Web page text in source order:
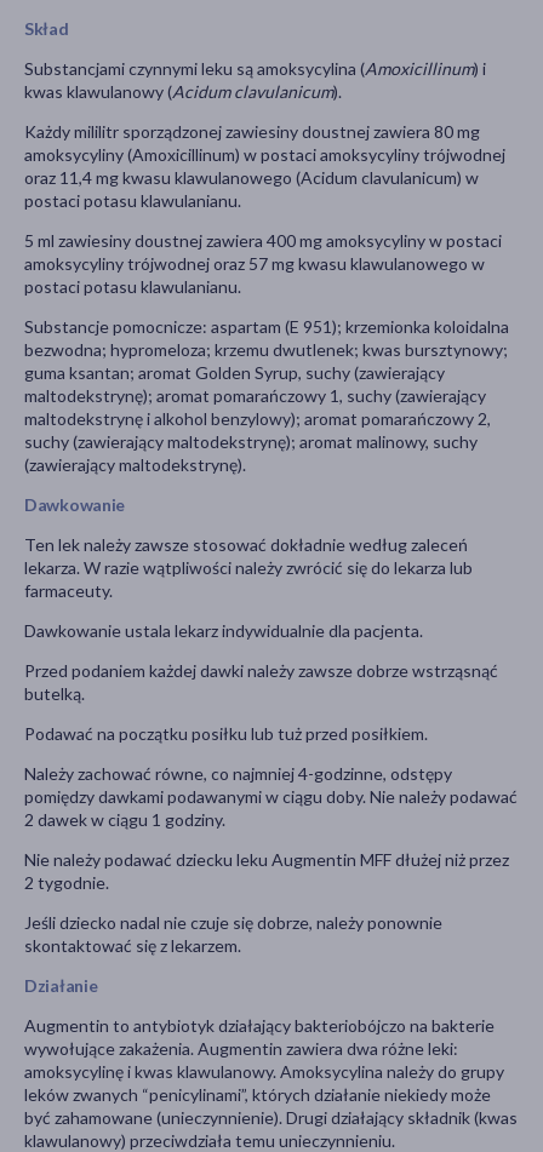
Skład
Substancjami czynnymi leku są amoksycylina (Amoxicillinum) i
kwas klawulanowy (Acidum clavulanicum).
Każdy mililitr sporządzonej zawiesiny doustnej zawiera 80 mg
amoksycyliny (Amoxicillinum) w postaci amoksycyliny trójwodnej
oraz 11,4 mg kwasu klawulanowego (Acidum clavulanicum) w
postaci potasu klawulanianu.
5 ml zawiesiny doustnej zawiera 400 mg amoksycyliny w postaci
amoksycyliny trójwodnej oraz 57 mg kwasu klawulanowego w
postaci potasu klawulanianu.
Substancje pomocnicze: aspartam (E 951); krzemionka koloidalna
bezwodna; hypromeloza; krzemu dwutlenek; kwas bursztynowy;
guma ksantan; aromat Golden Syrup, suchy (zawierający
maltodekstrynę); aromat pomarańczowy 1, suchy (zawierający
maltodekstrynę i alkohol benzylowy); aromat pomarańczowy 2,
suchy (zawierający maltodekstrynę); aromat malinowy, suchy
(zawierający maltodekstrynę).
Dawkowanie
Ten lek należy zawsze stosować dokładnie według zaleceń
lekarza. W razie wątpliwości należy zwrócić się do lekarza lub
farmaceuty.
Dawkowanie ustala lekarz indywidualnie dla pacjenta.
Przed podaniem każdej dawki należy zawsze dobrze wstrząsnąć
butelką.
Podawać na początku posiłku lub tuż przed posiłkiem.
Należy zachować równe, co najmniej 4-godzinne, odstępy
pomiędzy dawkami podawanymi w ciągu doby. Nie należy podawać
2 dawek w ciągu 1 godziny.
Nie należy podawać dziecku leku Augmentin MFF dłużej niż przez
2 tygodnie.
Jeśli dziecko nadal nie czuje się dobrze, należy ponownie
skontaktować się z lekarzem.
Działanie
Augmentin to antybiotyk działający bakteriobójczo na bakterie
wywołujące zakażenia. Augmentin zawiera dwa różne leki:
amoksycylinę i kwas klawulanowy. Amoksycylina należy do grupy
leków zwanych “penicylinami”, których działanie niekiedy może
być zahamowane (unieczynnienie). Drugi działający składnik (kwas
klawulanowy) przeciwdziała temu unieczynnieniu.